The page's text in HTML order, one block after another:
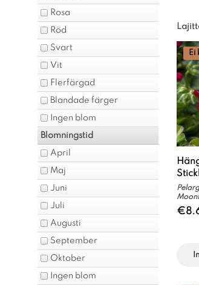
Rosa
Röd
Svart
Vit
Flerfärgad
Blandade färger
Ingen blom
Blomningstid
April
Maj
Juni
Juli
Augusti
September
Oktober
Ingen blom
Ei